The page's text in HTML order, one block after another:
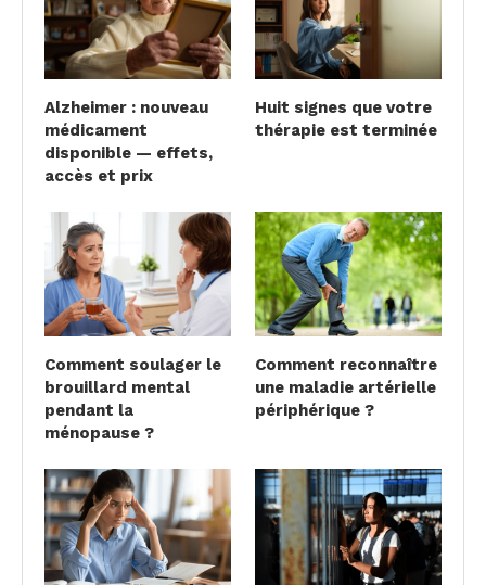
Alzheimer : nouveau
médicament
disponible — effets,
accès et prix
Huit signes que votre
thérapie est terminée
Comment soulager le
brouillard mental
pendant la
ménopause ?
Comment reconnaître
une maladie artérielle
périphérique ?